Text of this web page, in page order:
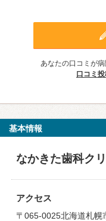
あなたの口コミが
口コミ
基本情報
なかきた歯科ク
アクセス
〒065-0025北海道札幌